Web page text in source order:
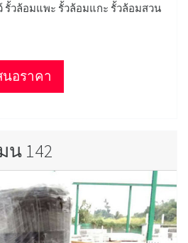
รั้วล้อมแพะ รั้วล้อมแกะ รั้วล้อมสวน
นอราคา
142